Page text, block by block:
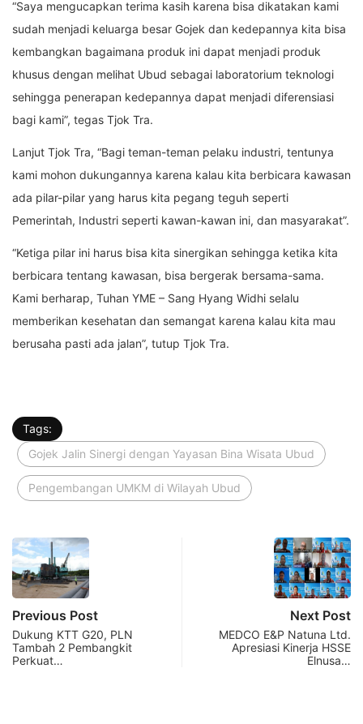
“Saya mengucapkan terima kasih karena bisa dikatakan kami
sudah menjadi keluarga besar Gojek dan kedepannya kita bisa
kembangkan bagaimana produk ini dapat menjadi produk
khusus dengan melihat Ubud sebagai laboratorium teknologi
sehingga penerapan kedepannya dapat menjadi diferensiasi
bagi kami”, tegas Tjok Tra.
Lanjut Tjok Tra, “Bagi teman-teman pelaku industri, tentunya
kami mohon dukungannya karena kalau kita berbicara kawasan
ada pilar-pilar yang harus kita pegang teguh seperti
Pemerintah, Industri seperti kawan-kawan ini, dan masyarakat”.
“Ketiga pilar ini harus bisa kita sinergikan sehingga ketika kita
berbicara tentang kawasan, bisa bergerak bersama-sama.
Kami berharap, Tuhan YME – Sang Hyang Widhi selalu
memberikan kesehatan dan semangat karena kalau kita mau
berusaha pasti ada jalan”, tutup Tjok Tra.
Tags:
Gojek Jalin Sinergi dengan Yayasan Bina Wisata Ubud
Pengembangan UMKM di Wilayah Ubud
Previous Post
Dukung KTT G20, PLN
Tambah 2 Pembangkit
Perkuat…
Next Post
MEDCO E&P Natuna Ltd.
Apresiasi Kinerja HSSE
Elnusa…